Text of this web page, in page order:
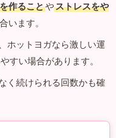
作ることやストレスをや
います。
ホットヨガなら激しい運
すい場合があります。
く続けられる回数かも確